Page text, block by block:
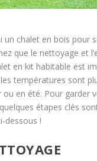
un chalet en bois pour
que le nettoyage et
en kit habitable est
températures sont
ou en été. Pour garder
étapes clés
dessous !